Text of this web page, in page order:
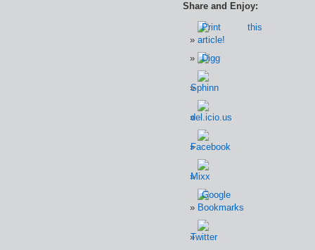
Share and Enjoy: